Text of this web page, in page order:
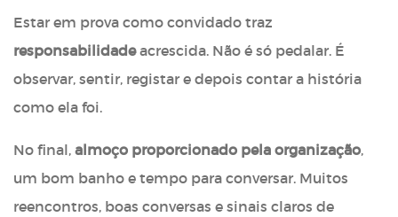
Estar em prova como convidado traz
responsabilidadeacrescida. Não é só pedalar. É
observar, sentir, registar e depois contar a história
como ela foi.
No final, almoço proporcionado pela organização,
um bom banho e tempo para conversar. Muitos
reencontros, boas conversas e sinais claros de